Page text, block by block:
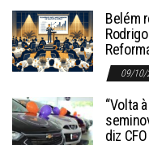
Belém
09/10/
“Volta
diz